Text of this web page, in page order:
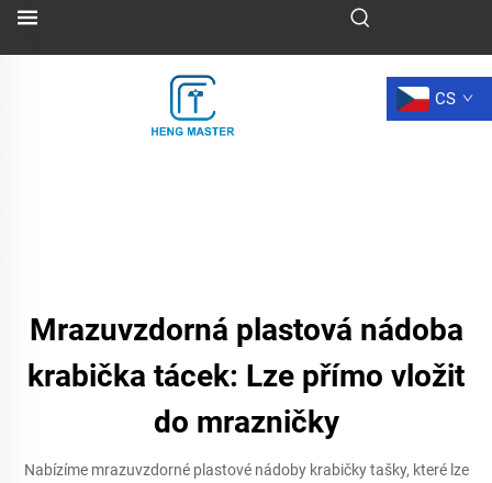
CS
Mrazuvzdorná plastová nádoba
krabička tácek: Lze přímo vložit
do mrazničky
Nabízíme mrazuvzdorné plastové nádoby krabičky tašky, které lze